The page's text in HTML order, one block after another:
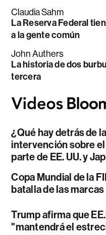
Claudia Sahm
La Reserva Federal
a la gente común
John Authers
La historia de dos
tercera
¿Qué hay detrás de
intervención sobre
parte de EE. UU. y
Copa Mundial de la
batalla de las marcas
Trump afirma que
"mantendrá el